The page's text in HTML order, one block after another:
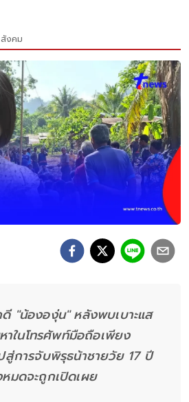
งคม
"น้ององุ่น" หลังพบเบาะแส
ในโทรศัพท์มือถือเพียง
สู่การจับพิรุธน้าชายวัย 17 ปี
มดจะถูกเปิดเผย